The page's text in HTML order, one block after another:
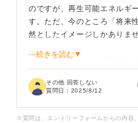
のですが、再生可能エネルギ
す。ただ、今のところ「将来
然としたイメージしかありませ
ネットで調べると「成長産業
話も目にし、本当に自分が目
⋯続きを読む▼
その他 回答しない
質問日： 2025/8/12
※質問は、エントリーフォームからの内容